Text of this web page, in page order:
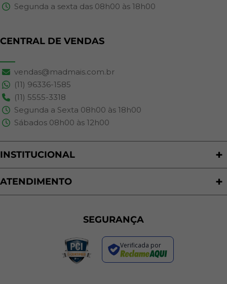
Segunda a sexta das 08h00 às 18h00
CENTRAL DE VENDAS
vendas@madmais.com.br
(11) 96336-1585
(11) 5555-3318
Segunda a Sexta 08h00 às 18h00
Sábados 08h00 às 12h00
INSTITUCIONAL
Quem Somos
Nossas Lojas
ATENDIMENTO
Política de Privacidade
Trocas e Devoluções
Regras de Promoções
Termos de Uso
SEGURANÇA
Verificada por